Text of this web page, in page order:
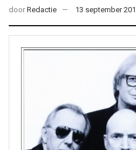
door Redactie 13 september